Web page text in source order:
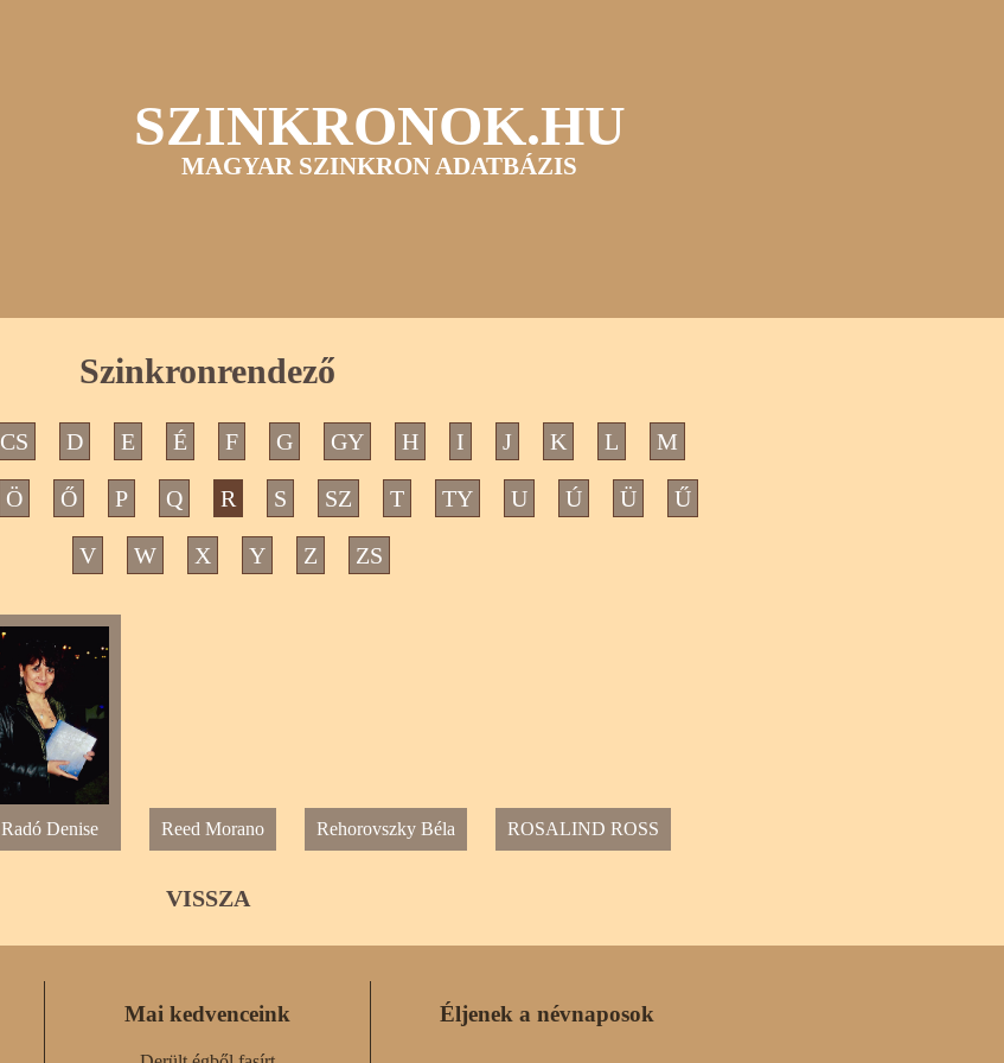
SZINKRONOK.HU
MAGYAR SZINKRON ADATBÁZIS
Szinkronrendező
CS D E É F G GY H I J K L M
Ö Ő P Q R S SZ T TY U Ú Ü Ű
V W X Y Z ZS
Radó Denise Reed Morano Rehorovszky Béla ROSALIND ROSS
VISSZA
Mai kedvenceink Éljenek a névnaposok